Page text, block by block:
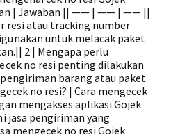
| Jawaban || —— | —— | —— ||
resi atau tracking number
untuk melacak paket
2 | Mengapa perlu
no resi penting dilakukan
barang atau paket.
no resi? | Cara mengecek
mengakses aplikasi Gojek
jasa pengiriman yang
mengecek no resi Gojek